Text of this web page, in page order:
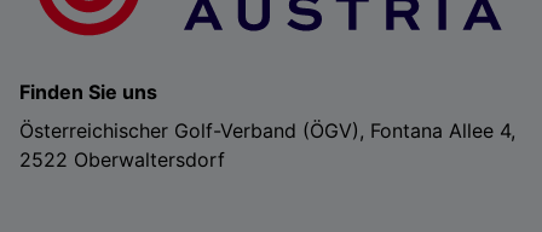
Finden Sie uns
Österreichischer Golf-Verband (ÖGV), Fontana Allee 4,
2522 Oberwaltersdorf